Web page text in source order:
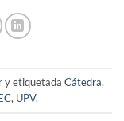
y etiquetada Cátedra,
, UPV.